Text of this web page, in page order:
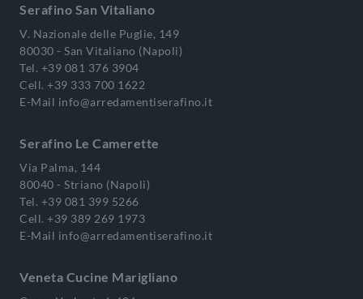
Serafino San Vitaliano
V. Nazionale delle Puglie, 149
80030 - San Vitaliano (Napoli)
Tel. +39 081 376 3904
Cell. +39 333 700 1622
E-Mail info@arredamentiserafino.it
Serafino Le Camerette
Via Palma, 144
80040 - Striano (Napoli)
Tel. +39 081 399 5266
Cell. +39 389 269 1973
E-Mail info@arredamentiserafino.it
Veneta Cucine Marigliano